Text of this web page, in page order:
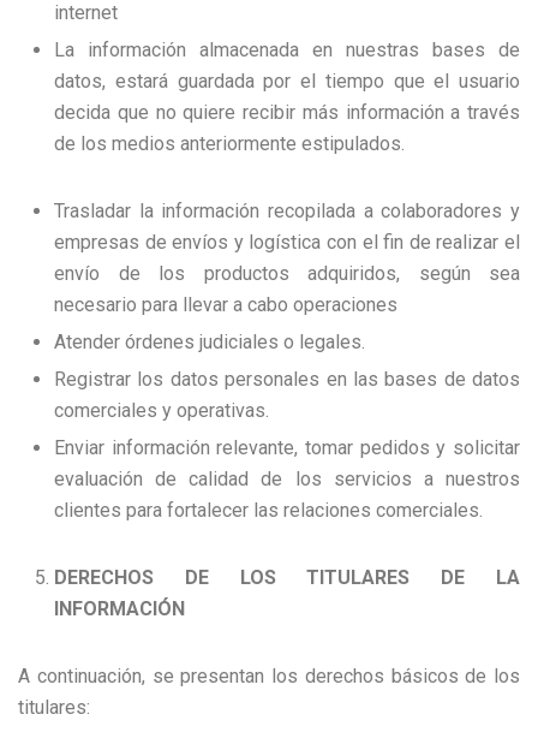
internet
La información almacenada en nuestras bases de
datos, estará guardada por el tiempo que el usuario
decida que no quiere recibir más información a través
de los medios anteriormente estipulados.
Trasladar la información recopilada a colaboradores y
empresas de envíos y logística con el fin de realizar el
envío de los productos adquiridos, según sea
necesario para llevar a cabo operaciones
Atender órdenes judiciales o legales.
Registrar los datos personales en las bases de datos
comerciales y operativas.
Enviar información relevante, tomar pedidos y solicitar
evaluación de calidad de los servicios a nuestros
clientes para fortalecer las relaciones comerciales.
DERECHOS DE LOS TITULARES DE LA
INFORMACIÓN
A continuación, se presentan los derechos básicos de los
titulares: